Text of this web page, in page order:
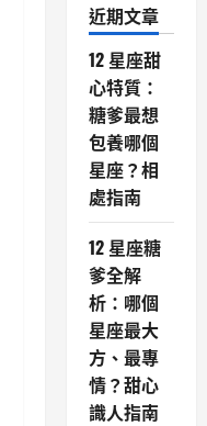
近期文章
12 星座甜
心特質：
糖爹最想
包養哪個
星座？相
處指南
12 星座糖
爹全解
析：哪個
星座最大
方、最專
情？甜心
識人指南